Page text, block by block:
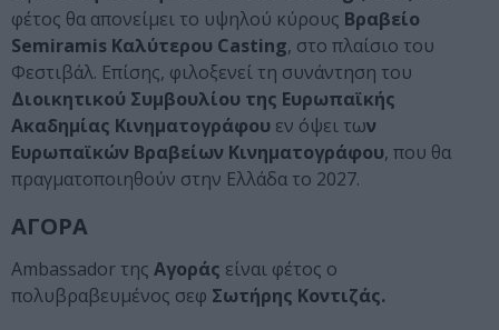
φέτος θα απονείμει το υψηλού κύρους Βραβείο
Semiramis Καλύτερου Casting, στο πλαίσιο του
Φεστιβάλ. Επίσης, φιλοξενεί τη συνάντηση του
Διοικητικού Συμβουλίου της Ευρωπαϊκής
Ακαδημίας Κινηματογράφου εν όψει των
Ευρωπαϊκών Βραβείων Κινηματογράφου, που θα
πραγματοποιηθούν στην Ελλάδα το 2027.
ΑΓΟΡΑ
Ambassador της Αγοράς είναι φέτος ο
πολυβραβευμένος σεφ Σωτήρης Κοντιζάς.